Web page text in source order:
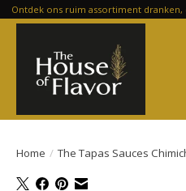
Ontdek ons ruim assortiment dranken,
Home / The Tapas Sauces